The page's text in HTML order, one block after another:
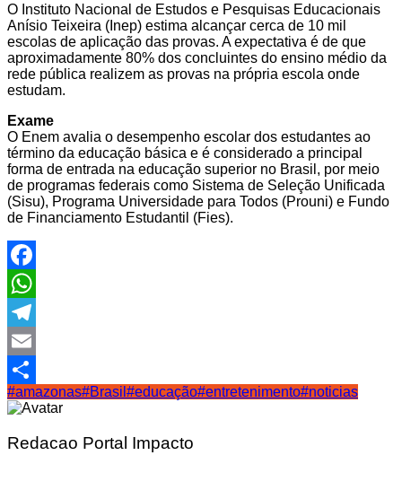
O Instituto Nacional de Estudos e Pesquisas Educacionais
Anísio Teixeira (Inep) estima alcançar cerca de 10 mil
escolas de aplicação das provas. A expectativa é de que
aproximadamente 80% dos concluintes do ensino médio da
rede pública realizem as provas na própria escola onde
estudam.
Exame
O Enem avalia o desempenho escolar dos estudantes ao
término da educação básica e é considerado a principal
forma de entrada na educação superior no Brasil, por meio
de programas federais como Sistema de Seleção Unificada
(Sisu), Programa Universidade para Todos (Prouni) e Fundo
de Financiamento Estudantil (Fies).
Facebook
WhatsApp
Telegram
Email
Share
#amazonas#Brasil #educação#entretenimento#noticias
Redacao Portal Impacto